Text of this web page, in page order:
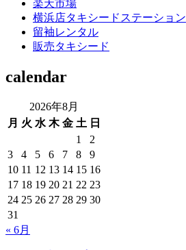
楽天市場
横浜店タキシードステーション
留袖レンタル
販売タキシード
calendar
2026年8月
月 火 水 木 金 土 日
1
2
3
4 5 6 7 8
9
10 11 12 13 14 15 16
17 18 19 20 21 22 23
24 25 26 27 28 29 30
31
« 6月